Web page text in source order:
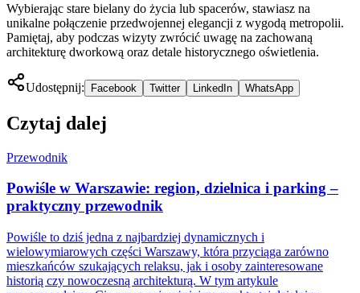
Wybierając stare bielany do życia lub spacerów, stawiasz na
unikalne połączenie przedwojennej elegancji z wygodą metropolii.
Pamiętaj, aby podczas wizyty zwrócić uwagę na zachowaną
architekturę dworkową oraz detale historycznego oświetlenia.
Udostępnij: Facebook Twitter LinkedIn WhatsApp
Czytaj dalej
Przewodnik
Powiśle w Warszawie: region, dzielnica i parking –
praktyczny przewodnik
Powiśle to dziś jedna z najbardziej dynamicznych i
wielowymiarowych części Warszawy, która przyciąga zarówno
mieszkańców szukających relaksu, jak i osoby zainteresowane
historią czy nowoczesną architekturą. W tym artykule